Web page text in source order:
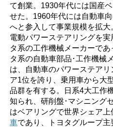
て創業。1930年代には国産
せた。1960年代には自動車
へと参入して事業規模を拡
電動パワーステアリングを
タ系の工作機械メーカーで
タ系の自動車部品･工作機械
は、自動車のパワーステア
ア1位を誇り、乗用車から大
品群を有する。日系4大工作
知られ、研削盤･マシニング
はベアリングで世界シェア
車であり、トヨタグループ主